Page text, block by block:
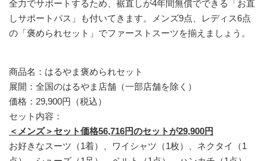
全力でサポートするため、裾直しが4年間無償でできる「お直
しサポートパス」も付いてきます。メンズ9点、レディス6点
の「褒められセット」でファーストスーツを揃えましょう。
商品名：はるやま褒められセット
展開：全国のはるやま店舗（一部店舗を除く）
価格：29,900円（税込）
セット内容：
＜メンズ＞セット価格56,716円のセットが29,900円
お好きなスーツ（1着）、ワイシャツ（1枚）、ネクタイ（1